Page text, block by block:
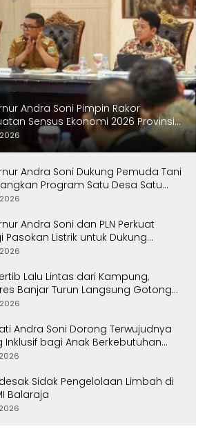
Andra Soni Pimpin Rakor
Sensus Ekonomi 2026 Provinsi
Andra Soni Dukung Pemuda Tani
Program Satu Desa Satu
Jagung
Andra Soni dan PLN Perkuat
Pasokan Listrik untuk Dukung
Lalu Lintas dari Kampung,
Banjar Turun Langsung Gotong
Bersama Warga
Andra Soni Dorong Terwujudnya
Inklusif bagi Anak Berkebutuhan
Sidak Pengelolaan Limbah di
Balaraja